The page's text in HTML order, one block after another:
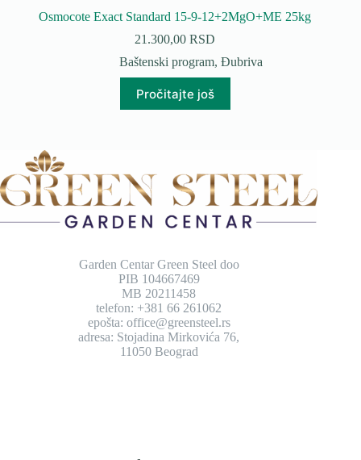
Osmocote Exact Standard 15-9-12+2MgO+ME 25kg
21.300,00RSD
Baštenski program,Đubriva
Pročitajte još
Garden Centar Green Steel doo
PIB 104667469
MB 20211458
telefon: +381 66 261062
epošta: office@greensteel.rs
adresa: Stojadina Mirkovića 76,
11050 Beograd